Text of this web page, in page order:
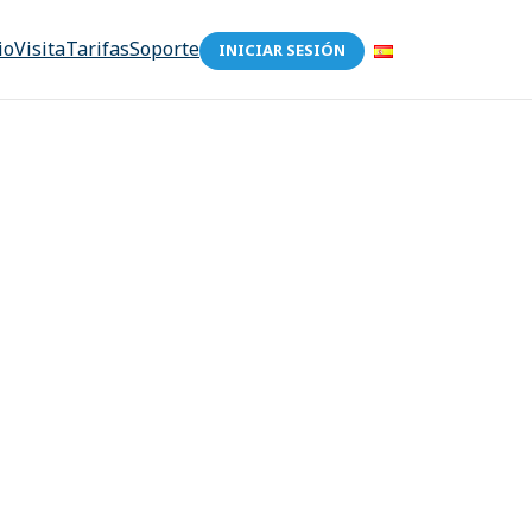
VisitaTarifasSoporte INICIAR SESIÓN